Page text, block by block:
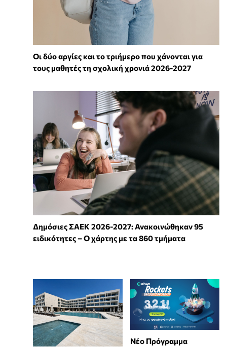
Οι δύο αργίες και το τριήμερο που χάνονται για
τους μαθητές τη σχολική χρονιά 2026-2027
Δημόσιες ΣΑΕΚ 2026-2027: Ανακοινώθηκαν 95
ειδικότητες – Ο χάρτης με τα 860 τμήματα
Νέο Πρόγραμμα